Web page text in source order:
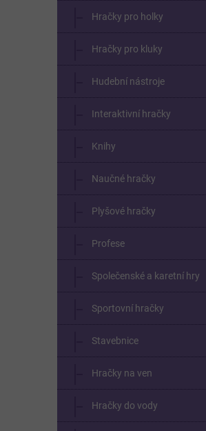
Hračky pro holky
Hračky pro kluky
Hudební nástroje
Interaktivní hračky
Knihy
Naučné hračky
Plyšové hračky
Profese
Společenské a karetní hry
Sportovní hračky
Stavebnice
Hračky na ven
Hračky do vody